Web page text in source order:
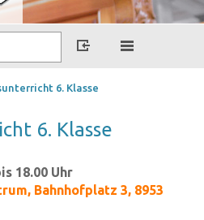
6. Klasse
6. Klas­se
18.00 Uhr
, Bahnhofplatz 3, 8953